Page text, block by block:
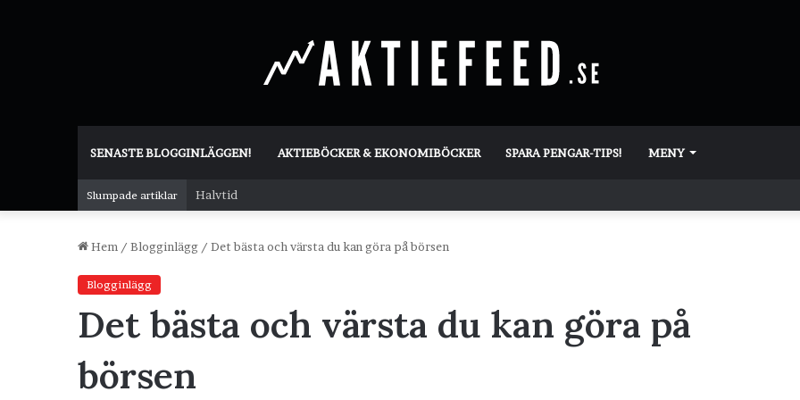
SENASTE BLOGGINLÄGGEN! AKTIEBÖCKER & EKONOMIBÖCKER SPARA PENGAR-TIPS! MENY
Slumpade artiklar Halvtid
Hem / Blogginlägg / Det bästa och värsta du kan göra på börsen
Blogginlägg
Det bästa och värsta du kan göra på
börsen